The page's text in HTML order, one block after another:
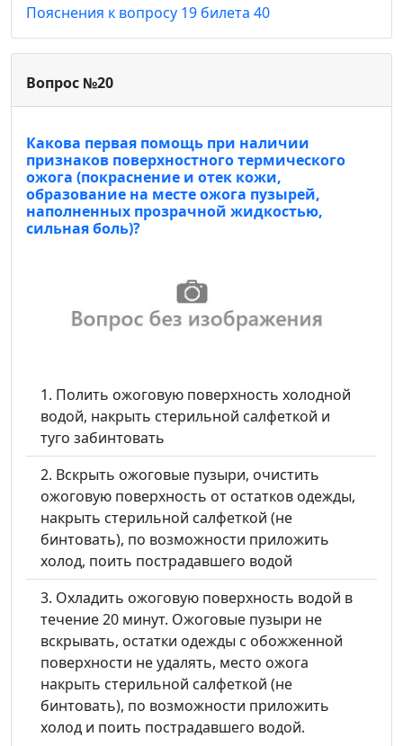
Пояснения к вопросу 19 билета 40
Вопрос №20
Какова первая помощь при наличии
признаков поверхностного термического
ожога (покраснение и отек кожи,
образование на месте ожога пузырей,
наполненных прозрачной жидкостью,
сильная боль)?
Полить ожоговую поверхность холодной
водой, накрыть стерильной салфеткой и
туго забинтовать
Вскрыть ожоговые пузыри, очистить
ожоговую поверхность от остатков одежды,
накрыть стерильной салфеткой (не
бинтовать), по возможности приложить
холод, поить пострадавшего водой
Охладить ожоговую поверхность водой в
течение 20 минут. Ожоговые пузыри не
вскрывать, остатки одежды с обожженной
поверхности не удалять, место ожога
накрыть стерильной салфеткой (не
бинтовать), по возможности приложить
холод и поить пострадавшего водой.